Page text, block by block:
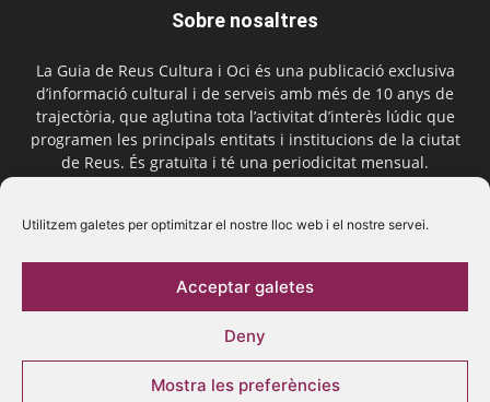
Utilitzem galetes per optimitzar el nostre lloc web i el nostre servei.
Acceptar galetes
Deny
Mostra les preferències
Sobre nosaltres
La Guia de Reus Cultura i Oci és una publicació exclusiva
d’informació cultural i de serveis amb més de 10 anys de
trajectòria, que aglutina tota l’activitat d’interès lúdic que
programen les principals entitats i institucions de la ciutat
de Reus. És gratuïta i té una periodicitat mensual.
Segueix-nos